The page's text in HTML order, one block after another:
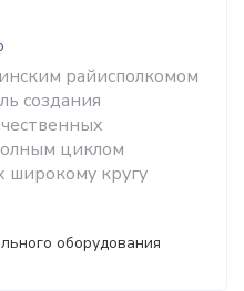
райисполкомом
создания
циклом
широкому кругу
оборудования